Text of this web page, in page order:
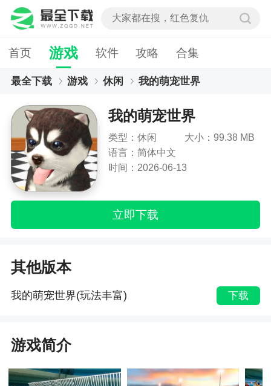
首页 游戏 软件 攻略 合集
最全下载 游戏 休闲 我的萌宠世界
我的萌宠世界
类型：休闲
大小：99.38 MB
语言：简体中文
时间：2026-06-13
立即下载
其他版本
我的萌宠世界(玩法丰富) 下载
游戏简介